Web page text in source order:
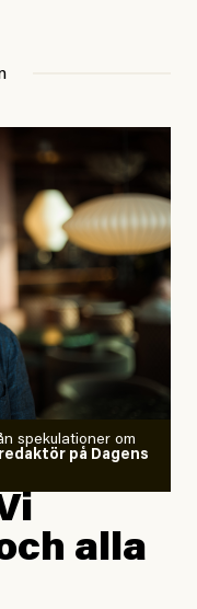
spekulationer om
på Dagens
alla